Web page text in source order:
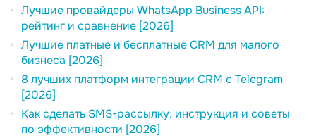
Лучшие провайдеры WhatsApp Business API:
рейтинг и сравнение [2026]
Лучшие платные и бесплатные CRM для малого
бизнеса [2026]
8 лучших платформ интеграции CRM с Telegram
[2026]
Как сделать SMS-рассылку: инструкция и советы
по эффективности [2026]